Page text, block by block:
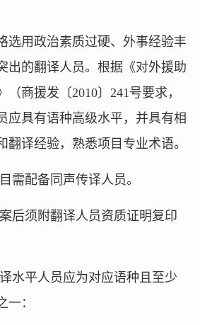
选用政治素质过硬、外事经验丰
出的翻译人员。根据《对外援助
商援发〔2010〕241号要求，
应具有语种高级水平，并具有相
翻译经验，熟悉项目专业术语。
需配备同声传译人员。
后须附翻译人员资质证明复印
水平人员应为对应语种且至少
一：